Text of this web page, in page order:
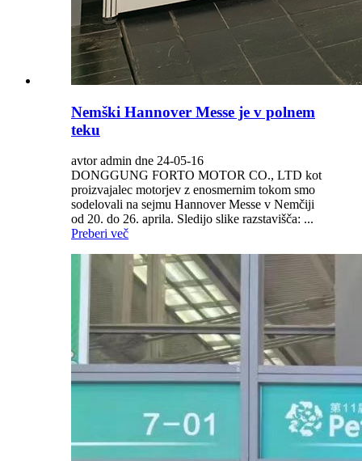
Nemški Hannover Messe je v polnem
teku
avtor admin dne 24-05-16
DONGGUNG FORTO MOTOR CO., LTD kot
proizvajalec motorjev z enosmernim tokom smo
sodelovali na sejmu Hannover Messe v Nemčiji
od 20. do 26. aprila. Sledijo slike razstavišča: ...
Preberi več